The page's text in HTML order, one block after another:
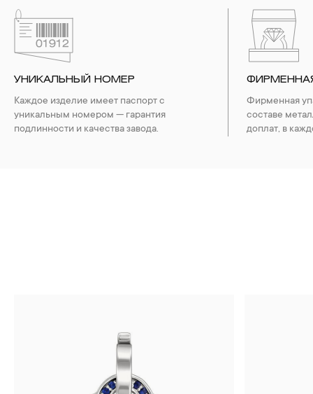
необходимо хранить отдельно от других камней.
3. Ни в коем случае не храните украшения в ванной
бирюза, малахит и янтарь.
УНИКАЛЬНЫЙ НОМЕР
Каждое изделие имеет паспорт с
уникальным номером — гарантия
подлинности и качества завода.
Фирменная
составе
доплат, в